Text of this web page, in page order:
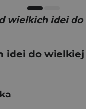
wielkich idei
idei do wielkiej